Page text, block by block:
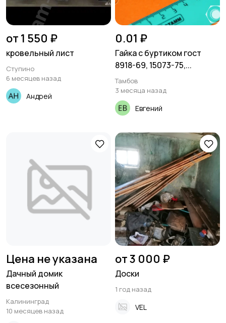
от 1 550 ₽
кровельный лист
Ступино
6 месяцев назад
Андрей
0.01 ₽
Гайка с буртиком гост
8918-69, 15073-75,...
Тамбов
3 месяца назад
Евгений
Цена не указана
Дачный домик
всесезонный
Калининград
10 месяцев назад
от 3 000 ₽
Доски
1 год назад
VEL